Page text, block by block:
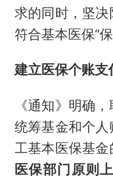
求的同时，坚
符合基本医保“
建立医保个账支
《通知》明确
统筹基金和个
工基本医保基金
医保部门原则